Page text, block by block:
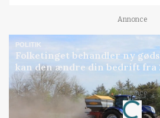
Annonce
POLITIK
Folketinget behandler ny
kan den ændre din bedrift fra
Annonce
Loading...